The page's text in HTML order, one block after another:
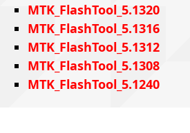
MTK_FlashTool_5.1320
MTK_FlashTool_5.1316
MTK_FlashTool_5.1312
MTK_FlashTool_5.1308
MTK_FlashTool_5.1240